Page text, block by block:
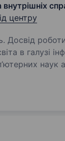
внутрішніх
центру
Досвід
наук